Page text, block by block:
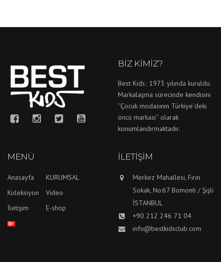
BIZ KIMIZ?
Best Kids; 1973 yılında kuruldu.
Markalaşma sürecinde kendisini
‘’Çocuk modasının Türkiye’deki
öncü markası’’ olarak
konumlandırmaktadır.
MENÜ
Anasayfa
KURUMSAL
Koleksiyon
Video
İletişim
E-shop
İLETIŞIM
Merkez Mahallesi, Fırın
Sokak, No:67 Bomonti / Şişli
İSTANBUL
+90 212 246 71 04
info@bestkidsclub.com